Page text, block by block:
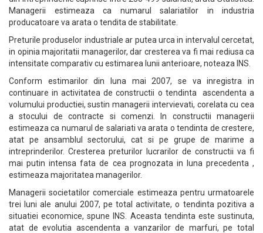
Managerii estimeaza ca numarul salariatilor in industria
producatoare va arata o tendita de stabilitate.
Preturile produselor industriale ar putea urca in intervalul cercetat,
in opinia majoritatii managerilor, dar cresterea va fi mai rediusa ca
intensitate comparativ cu estimarea lunii anterioare, noteaza INS.
Conform estimarilor din luna mai 2007, se va inregistra in
continuare in activitatea de constructii o tendinta ascendenta a
volumului productiei, sustin managerii intervievati, corelata cu cea
a stocului de contracte si comenzi. In constructii managerii
estimeaza ca numarul de salariati va arata o tendinta de crestere,
atat pe ansamblul sectorului, cat si pe grupe de marime a
intreprinderilor. Cresterea preturilor lucrarilor de constructii va fi
mai putin intensa fata de cea prognozata in luna precedenta ,
estimeaza majoritatea managerilor.
Managerii societatilor comerciale estimeaza pentru urmatoarele
trei luni ale anului 2007, pe total activitate, o tendinta pozitiva a
situatiei economice, spune INS. Aceasta tendinta este sustinuta,
atat de evolutia ascendenta a vanzarilor de marfuri, pe total